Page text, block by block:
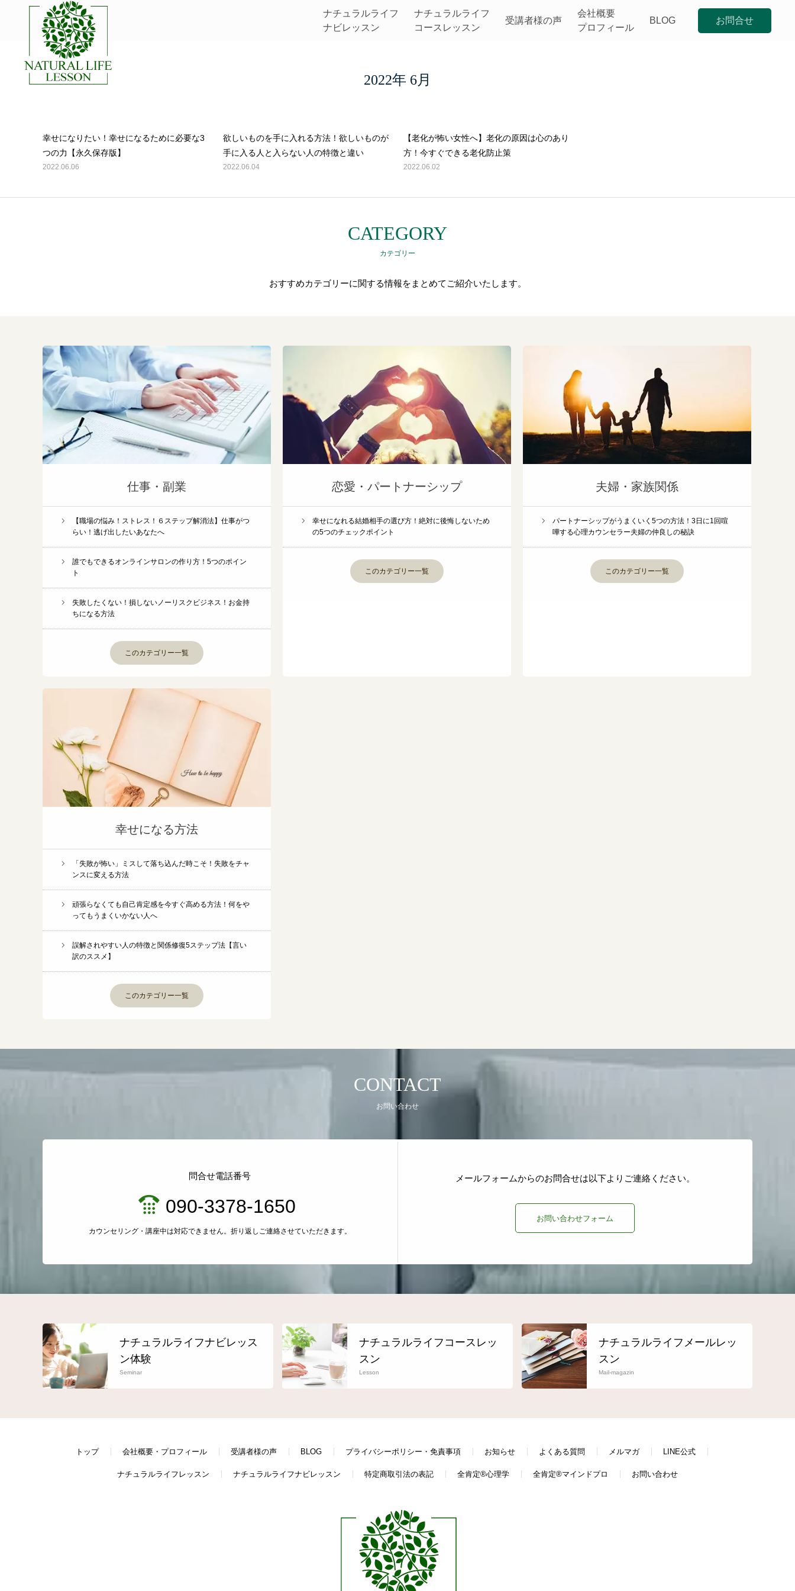
ナチュラルライフ
ナビレッスン
ナチュラルライフ
コースレッスン
受講者様の声
会社概要
プロフィール
BLOG お問合せ
BLOG
2022年 6月
幸せになりたい！幸せになるために必要な3
つの力【永久保存版】
2022.06.06
欲しいものを手に入れる方法！欲しいものが
手に入る人と入らない人の特徴と違い
2022.06.04
【老化が怖い女性へ】老化の原因は心のあり
方！今すぐできる老化防止策
2022.06.02
CATEGORY
カテゴリー
おすすめカテゴリーに関する情報をまとめてご紹介いたします。
仕事・副業
【職場の悩み！ストレス！６ステップ解消法】仕事がつ
らい！逃げ出したいあなたへ
誰でもできるオンラインサロンの作り方！5つのポイン
ト
失敗したくない！損しないノーリスクビジネス！お金持
ちになる方法
このカテゴリー一覧
恋愛・パートナーシップ
幸せになれる結婚相手の選び方！絶対に後悔しないため
の5つのチェックポイント
このカテゴリー一覧
夫婦・家族関係
パートナーシップがうまくいく5つの方法！3日に1回喧
嘩する心理カウンセラー夫婦の仲良しの秘訣
このカテゴリー一覧
幸せになる方法
「失敗が怖い」ミスして落ち込んだ時こそ！失敗をチャ
ンスに変える方法
頑張らなくても自己肯定感を今すぐ高める方法！何をや
ってもうまくいかない人へ
誤解されやすい人の特徴と関係修復5ステップ法【言い
訳のススメ】
このカテゴリー一覧
CONTACT
お問い合わせ
問合せ電話番号
090-3378-1650
カウンセリング・講座中は対応できません。折り返しご連絡させていただきます。
メールフォームからのお問合せは以下よりご連絡ください。
お問い合わせフォーム
ナチュラルライフナビレッス
ン体験
Seminar
ナチュラルライフコースレッ
スン
Lesson
ナチュラルライフメールレッ
スン
Mail-magazin
トップ 会社概要・プロフィール 受講者様の声 BLOG プライバシーポリシー・免責事項 お知らせ よくある質問 メルマガ LINE公式
ナチュラルライフレッスン ナチュラルライフナビレッスン 特定商取引法の表記 全肯定®心理学 全肯定®マインドプロ お問い合わせ